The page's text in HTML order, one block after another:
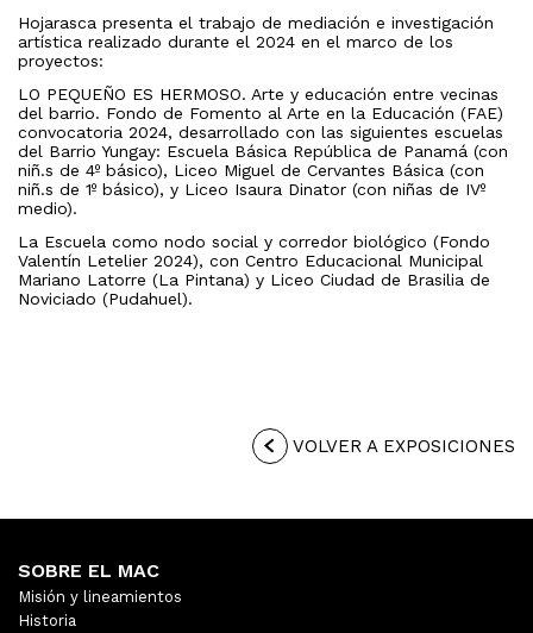
Hojarasca presenta el trabajo de mediación e investigación
artística realizado durante el 2024 en el marco de los
proyectos:
LO PEQUEÑO ES HERMOSO. Arte y educación entre vecinas
del barrio. Fondo de Fomento al Arte en la Educación (FAE)
convocatoria 2024, desarrollado con las siguientes escuelas
del Barrio Yungay: Escuela Básica República de Panamá (con
niñ.s de 4º básico), Liceo Miguel de Cervantes Básica (con
niñ.s de 1º básico), y Liceo Isaura Dinator (con niñas de IVº
medio).
La Escuela como nodo social y corredor biológico (Fondo
Valentín Letelier 2024), con Centro Educacional Municipal
Mariano Latorre (La Pintana) y Liceo Ciudad de Brasilia de
Noviciado (Pudahuel).
VOLVER A EXPOSICIONES
SOBRE EL MAC
Misión y lineamientos
Historia